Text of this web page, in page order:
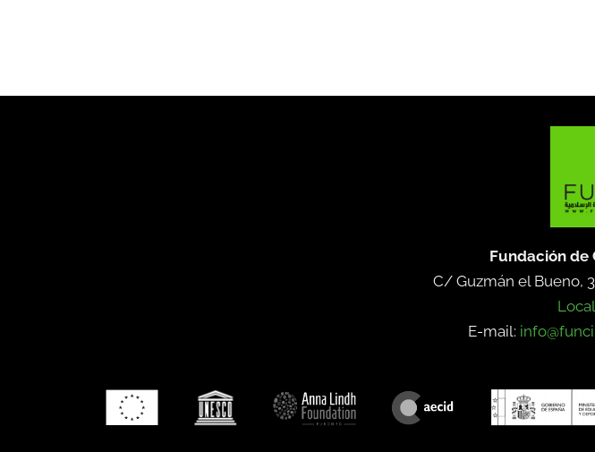
Fundación
C/ Guzmán el Bueno,
E-mail: